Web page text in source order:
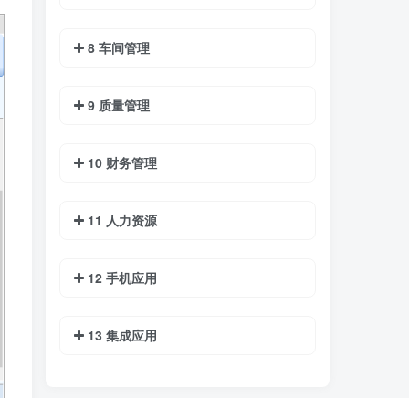
8 车间管理
9 质量管理
10 财务管理
11 人力资源
12 手机应用
13 集成应用